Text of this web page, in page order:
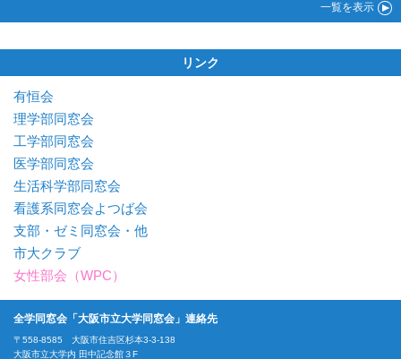
一覧を表示
リンク
有恒会
理学部同窓会
工学部同窓会
医学部同窓会
生活科学部同窓会
看護系同窓会よつば会
支部・ゼミ同窓会・他
市大クラブ
女性部会（WPC）
全学同窓会「大阪市立大学同窓会」連絡先
〒558-8585 大阪市住吉区杉本3-3-138
大阪市立大学内 田中記念館３F